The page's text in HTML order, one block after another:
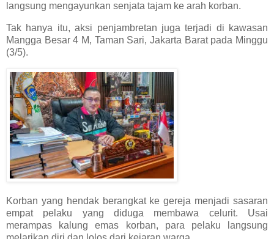
langsung mengayunkan senjata tajam ke arah korban.
Tak hanya itu, aksi penjambretan juga terjadi di kawasan
Mangga Besar 4 M, Taman Sari, Jakarta Barat pada Minggu
(3/5).
Korban yang hendak berangkat ke gereja menjadi sasaran
empat pelaku yang diduga membawa celurit. Usai
merampas kalung emas korban, para pelaku langsung